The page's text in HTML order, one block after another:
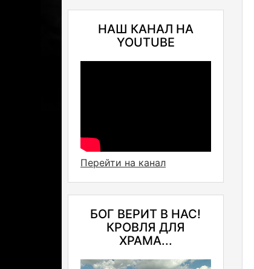
НАШ КАНАЛ НА
YOUTUBE
Перейти на канал
БОГ ВЕРИТ В НАС!
КРОВЛЯ ДЛЯ
ХРАМА...